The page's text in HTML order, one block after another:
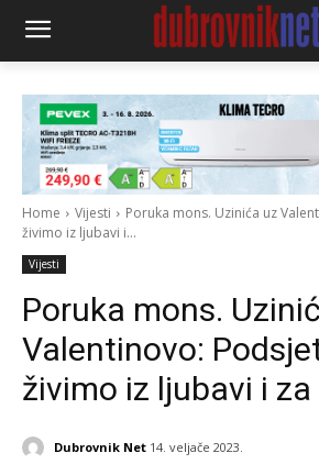
Home Vijesti
Poruka mons. Uzinića uz
živimo iz ljubavi i...
Vijesti
Poruka mons.
Valentinovo:
živimo iz ljubavi i
Dubrovnik Net 14. veljače 2023.